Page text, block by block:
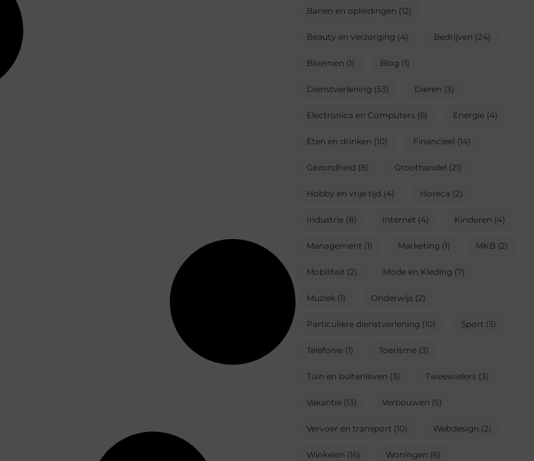
Banen en opleidingen (12)
Beauty en verzorging (4) Bedrijven (24)
Bloemen (1) Blog (1)
Dienstverlening (53) Dieren (3)
Electronica en Computers (6) Energie (4)
Eten en drinken (10) Financieel (14)
Gezondheid (8) Groothandel (21)
Hobby en vrije tijd (4) Horeca (2)
Industrie (8) Internet (4) Kinderen (4)
Management (1) Marketing (1) MKB (2)
Mobiliteit (2) Mode en Kleding (7)
Muziek (1) Onderwijs (2)
Particuliere dienstverlening (10) Sport (3)
Telefonie (1) Toerisme (3)
Tuin en buitenleven (3) Tweewielers (3)
Vakantie (13) Verbouwen (5)
Vervoer en transport (10) Webdesign (2)
Winkelen (16) Woningen (6)